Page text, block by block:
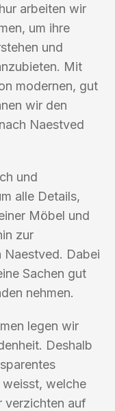
arbeiten wir
um ihre
und
Mit
modernen, gut
wir den
Naestved
und
alle Details,
Möbel und
zur
Naestved. Dabei
Sachen gut
nehmen.
legen wir
Deshalb
weisst, welche
verzichten auf